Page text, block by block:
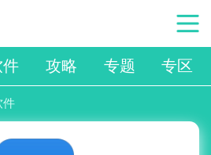
件 攻略 专题 专区
件